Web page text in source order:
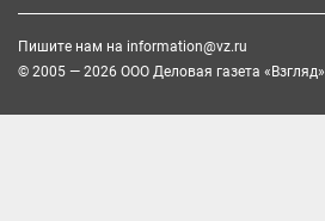
Пишите нам на information@vz.ru
© 2005 — 2026 ООО Деловая газета «Взгляд»